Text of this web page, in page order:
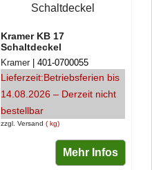
Kramer KB 17
Schaltdeckel
zzgl. Versand kg
Kramer 401-0700055
Lieferzeit:Betriebsferien bis
14.08.2026 – Derzeit nicht
bestellbar
Mehr Infos